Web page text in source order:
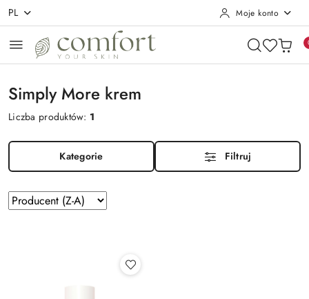
Przejdź do treści głównej
Przejdź do wyszukiwarki
Przejdź do moje konto
Przejdź do menu głównego
Przejdź do stopki
PL Moje konto
Simply More krem
Liczba produktów: 1
Kategorie Filtruj
Zastosowano
sortowanie:
Sortuj
według